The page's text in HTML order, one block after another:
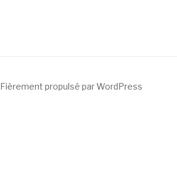
Fièrement propulsé par WordPress